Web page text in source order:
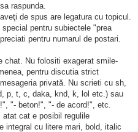
raspunda.
de spus are legatura cu topicul.
pentru subiectele "prea
pentru numarul de postari.
chat. Nu folositi exagerat smile-
pentru discutia strict
privată. Nu scrieti cu sh,
p, t, c, daka, knd, k, lol etc.) sau
"- beton!", "- de acord!", etc.
cat e posibil regulile
integral cu litere mari, bold, italic